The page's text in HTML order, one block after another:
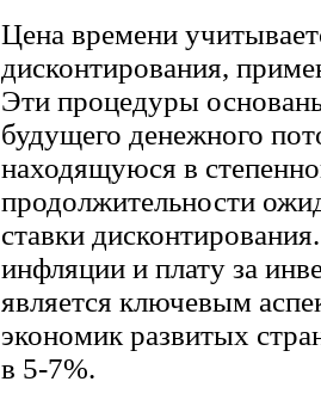
Цена времени
дисконтирования,
Эти процедуры
будущего денежного
находящуюся в
продолжительности
ставки
инфляции и плату за
является ключевым
экономик развитых
в 5-7%.